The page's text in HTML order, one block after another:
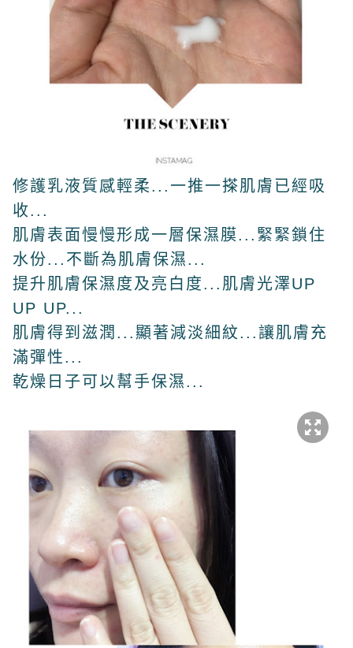
修護乳液質感輕柔...一推一搽肌膚已經吸
收...
肌膚表面慢慢形成一層保濕膜...緊緊鎖住
水份...不斷為肌膚保濕...
提升肌膚保濕度及亮白度...肌膚光澤UP
UP UP...
肌膚得到滋潤...顯著減淡細紋...讓肌膚充
滿彈性...
乾燥日子可以幫手保濕...